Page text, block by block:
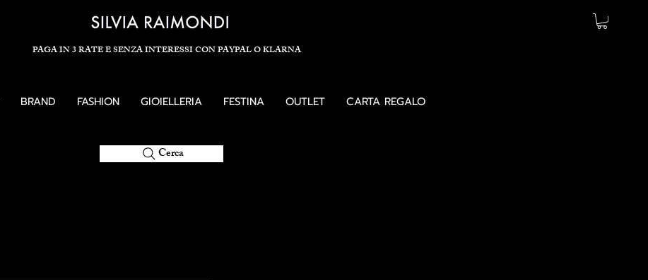
PAGA IN 3 RATE E SENZA INTERESSI CON PAYPAL O KLARNA
BRAND FASHION GIOIELLERIA FESTINA OUTLET CARTA REGALO
Cerca